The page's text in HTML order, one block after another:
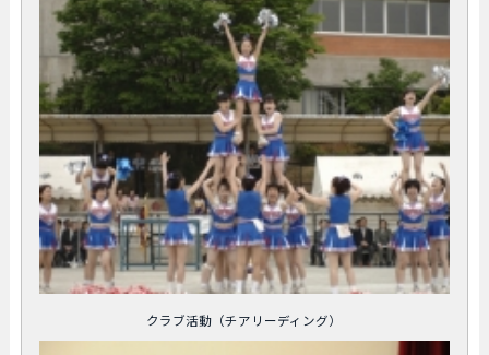
クラブ活動（チアリーディング）